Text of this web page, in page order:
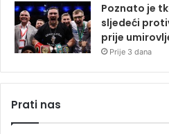
Poznato je
sljedeći
prije
Prije 3 dana
Prati nas